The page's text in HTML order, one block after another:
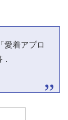
愛着アプロ